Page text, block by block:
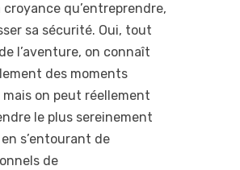
croyance qu’entreprendre,
sa sécurité. Oui, tout
l’aventure, on connaît
des moments
on peut réellement
le plus sereinement
s’entourant de
de